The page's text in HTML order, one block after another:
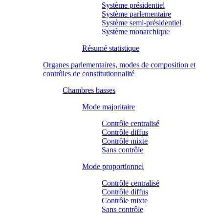
Système présidentiel
Système parlementaire
Système semi-présidentiel
Système monarchique
Résumé statistique
Organes parlementaires, modes de composition et
contrôles de constitutionnalité
Chambres basses
Mode majoritaire
Contrôle centralisé
Contrôle diffus
Contrôle mixte
Sans contrôle
Mode proportionnel
Contrôle centralisé
Contrôle diffus
Contrôle mixte
Sans contrôle